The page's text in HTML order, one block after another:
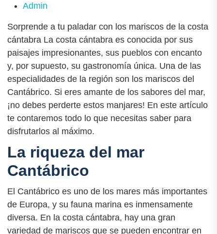
Admin
Sorprende a tu paladar con los mariscos de la costa
cántabra La costa cántabra es conocida por sus
paisajes impresionantes, sus pueblos con encanto
y, por supuesto, su gastronomía única. Una de las
especialidades de la región son los mariscos del
Cantábrico. Si eres amante de los sabores del mar,
¡no debes perderte estos manjares! En este artículo
te contaremos todo lo que necesitas saber para
disfrutarlos al máximo.
La riqueza del mar
Cantábrico
El Cantábrico es uno de los mares más importantes
de Europa, y su fauna marina es inmensamente
diversa. En la costa cántabra, hay una gran
variedad de mariscos que se pueden encontrar en